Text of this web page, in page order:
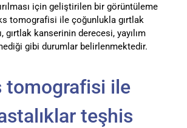
için geliştirilen bir görüntüleme
tomografisi ile çoğunlukla gırtlak
gırtlak kanserinin derecesi, yayılım
gibi durumlar belirlenmektedir.
tomografisi ile
teşhis